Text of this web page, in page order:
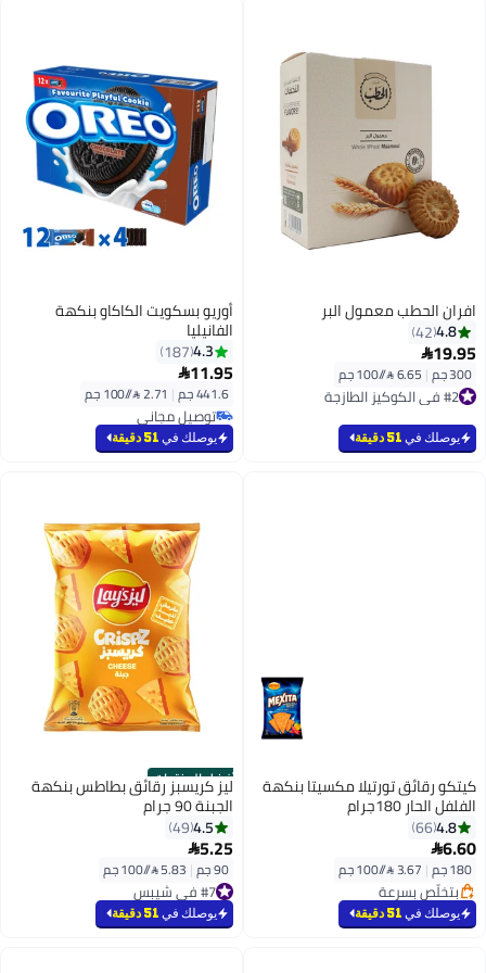
افران الحطب معمول البر
4.8
42
19.95
300 جم | #2 في الكوكيز الطازجة
بتخلّص بسرعة
#2 في الكوكيز الطازجة
يوصلك في 51 دقيقة
أوريو بسكويت الكاكاو بنكهة
الفانيليا
4.3
187
11.95
441.6 جم |
توصيل مجاني
توصيل مجاني
يوصلك في 51 دقيقة
كيتكو رقائق تورتيلا مكسيتا بنكهة
الفلفل الحار 180جرام
4.8
66
6.60
180 جم |
بتخلّص بسرعة
بتخلّص بسرعة
يوصلك في 51 دقيقة
أفضل المنتجات
ليز كريسبز رقائق بطاطس بنكهة
الجبنة 90 جرام
4.5
49
5.25
90 جم | #7 في شيبس
بتخلّص بسرعة
#7 في شيبس
يوصلك في 51 دقيقة